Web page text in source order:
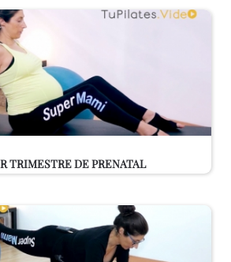
TRIMESTRE DE PRENATAL